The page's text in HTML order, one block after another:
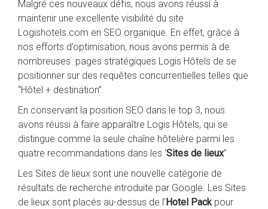
Malgré ces nouveaux défis, nous avons réussi à
maintenir une excellente visibilité du site
Logishotels.com en SEO organique. En effet, grâce à
nos efforts d’optimisation, nous avons permis à de
nombreuses pages stratégiques Logis Hôtels de se
positionner sur des requêtes concurrentielles telles que
“Hôtel + destination”.
En conservant la position SEO dans le top 3, nous
avons réussi à faire apparaître Logis Hôtels, qui se
distingue comme la seule chaîne hôtelière parmi les
quatre recommandations dans les ‘Sites de lieux”
Les Sites de lieux sont une nouvelle catégorie de
résultats de recherche introduite par Google. Les Sites
de lieux sont placés au-dessus de l’ Hotel Packpour